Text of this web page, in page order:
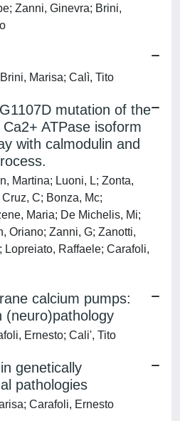
Zanni, Ginevra; Brini,
Marisa; Calì, Tito
mutation of the
ATPase isoform
with calmodulin and
Martina; Luoni, L; Zonta,
C; Bonza, Mc;
Maria; De Michelis, Mi;
Oriano; Zanni, G; Zanotti,
Lopreiato, Raffaele; Carafoli,
calcium pumps:
(neuro)pathology
Ernesto; Cali', Tito
genetically
pathologies
Carafoli, Ernesto